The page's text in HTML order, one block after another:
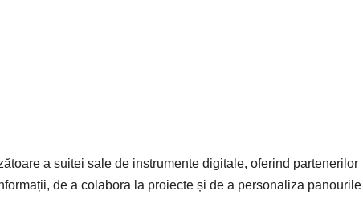
a suitei sale de instrumente digitale, oferind partenerilor
de a colabora la proiecte și de a personaliza panourile